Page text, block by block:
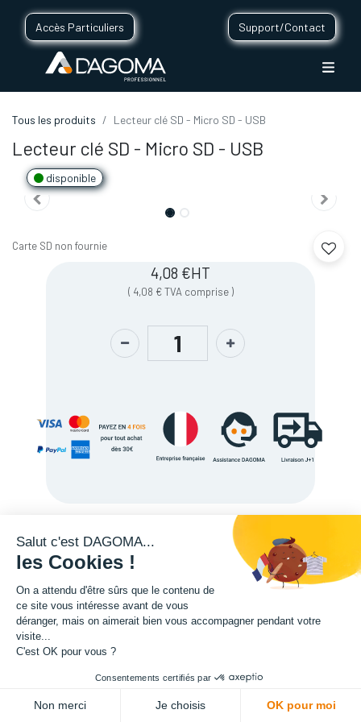
Accès Particuliers Support/Contact
Tous les produits Lecteur clé SD - Micro SD - USB
Lecteur clé SD - Micro SD - USB
disponible
Carte SD non fournie
4,08 €HT
( 4,08 € TVA comprise )
Description
Salut c'est DAGOMA...
les Cookies !
On a attendu d'être sûrs que le contenu de
ce site vous intéresse avant de vous
déranger, mais on aimerait bien vous accompagner pendant votre
visite...
C'est OK pour vous ?
Consentements certifiés par
Non merci Je choisis OK pour moi